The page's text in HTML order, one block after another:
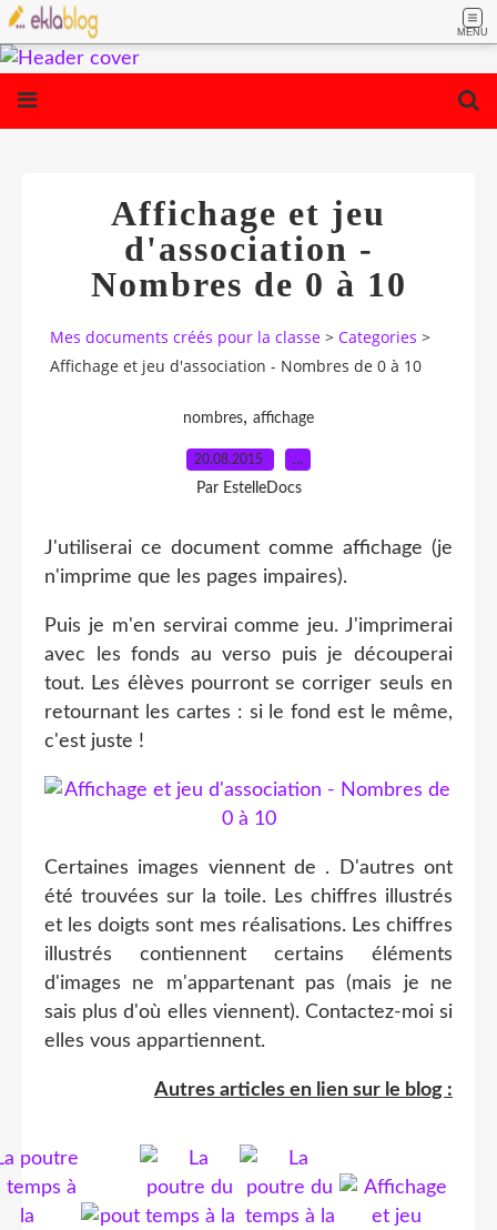
MENU
Affichage et jeu
d'association -
Nombres de 0 à 10
Mes documents créés pour la classe > Categories >
Affichage et jeu d'association - Nombres de 0 à 10
nombres, affichage
20.08.2015 …
Par EstelleDocs
J'utiliserai ce document comme affichage (je
n'imprime que les pages impaires).
Puis je m'en servirai comme jeu. J'imprimerai
avec les fonds au verso puis je découperai
tout. Les élèves pourront se corriger seuls en
retournant les cartes : si le fond est le même,
c'est juste !
Certaines images viennent de . D'autres ont
été trouvées sur la toile. Les chiffres illustrés
et les doigts sont mes réalisations. Les chiffres
illustrés contiennent certains éléments
d'images ne m'appartenant pas (mais je ne
sais plus d'où elles viennent). Contactez-moi si
elles vous appartiennent.
Autres articles en lien sur le blog :